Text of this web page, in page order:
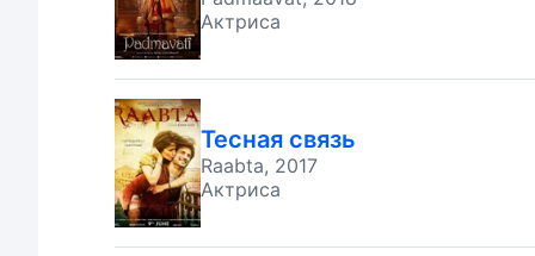
Актриса
Тесная связь
Raabta, 2017
Актриса